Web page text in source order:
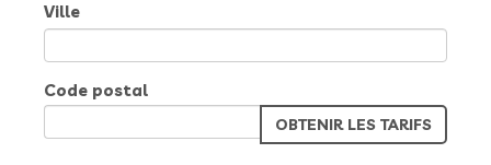
Ville
Code postal